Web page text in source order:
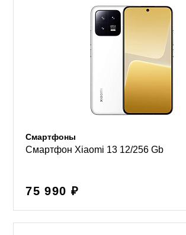
Смартфоны
Смартфон Xiaomi 13 12/256 Gb
75 990 ₽